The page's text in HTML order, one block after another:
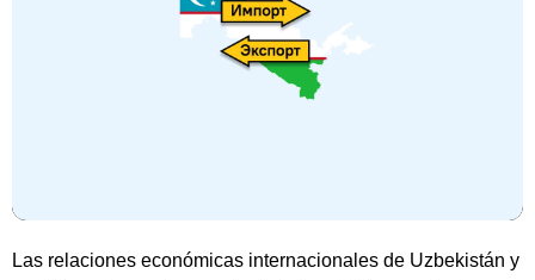
Las relaciones económicas internacionales de Uzbekistán y